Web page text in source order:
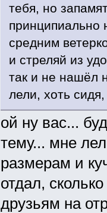
тебя, но
принципиально
средним
и стреляй из
так и не нашёл
лели, хоть
ой ну вас...
тему... мне
размерам и
отдал,
друзьям на